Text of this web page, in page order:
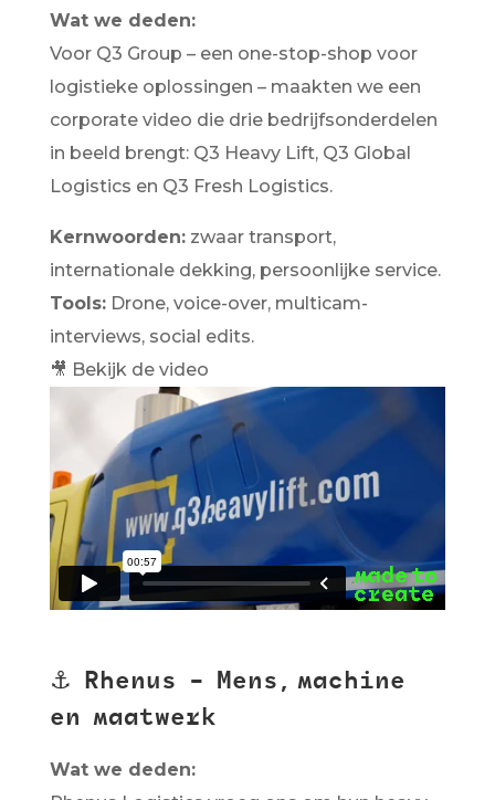
Wat we deden:
Voor Q3 Group – een one-stop-shop voor
logistieke oplossingen – maakten we een
corporate video die drie bedrijfsonderdelen
in beeld brengt: Q3 Heavy Lift, Q3 Global
Logistics en Q3 Fresh Logistics.
Kernwoorden:zwaar transport,
internationale dekking, persoonlijke service.
Tools:Drone, voice-over, multicam-
interviews, social edits.
🎥 Bekijk de video
⚓ Rhenus – Mens, machine
en maatwerk
Wat we deden: